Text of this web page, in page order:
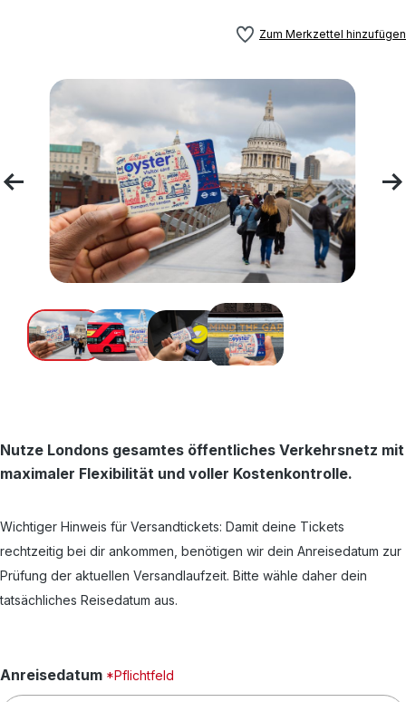
Zum Merkzettel hinzufügen
Bildergalerie überspringen
Nutze Londons gesamtes öffentliches Verkehrsnetz mit
maximaler Flexibilität und voller Kostenkontrolle.
Wichtiger Hinweis für Versandtickets: Damit deine Tickets
rechtzeitig bei dir ankommen, benötigen wir dein Anreisedatum zur
Prüfung der aktuellen Versandlaufzeit. Bitte wähle daher dein
tatsächliches Reisedatum aus.
Anreisedatum *Pflichtfeld